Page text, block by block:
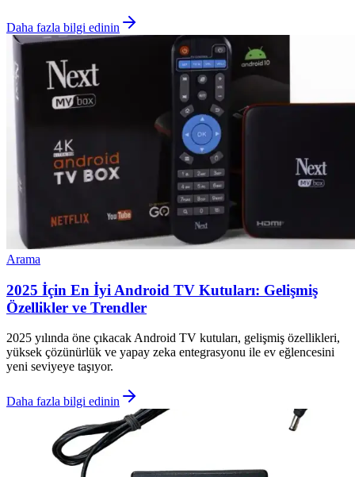
Daha fazla bilgi edinin
Arama
2025 İçin En İyi Android TV Kutuları: Gelişmiş
Özellikler ve Trendler
2025 yılında öne çıkacak Android TV kutuları, gelişmiş özellikleri,
yüksek çözünürlük ve yapay zeka entegrasyonu ile ev eğlencesini
yeni seviyeye taşıyor.
Daha fazla bilgi edinin